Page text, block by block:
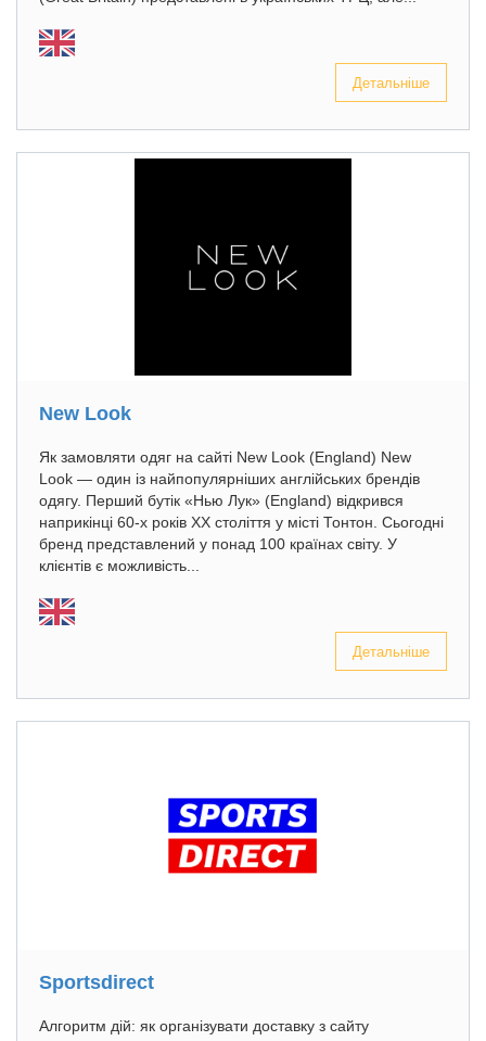
Детальніше
New Look
Як замовляти одяг на сайті New Look (England) New
Look — один із найпопулярніших англійських брендів
одягу. Перший бутік «Нью Лук» (England) відкрився
наприкінці 60-х років XX століття у місті Тонтон. Сьогодні
бренд представлений у понад 100 країнах світу. У
клієнтів є можливість...
Детальніше
Sportsdirect
Алгоритм дій: як організувати доставку з сайту